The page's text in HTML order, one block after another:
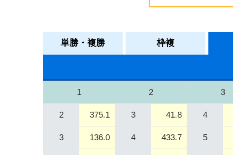
単勝・複勝 枠複
1 2 3
2 375.1 3 41.8 4
3 136.0 4 433.7 5